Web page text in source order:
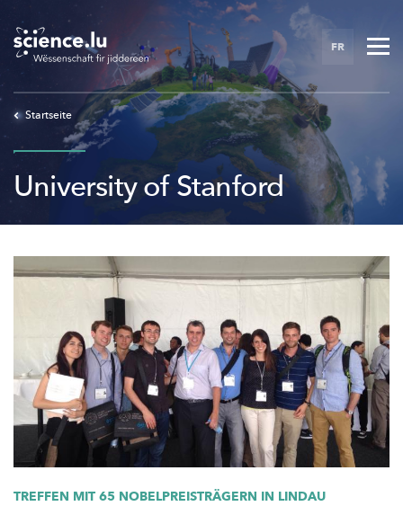
main
content
FR
Startseite
University of Stanford
TREFFEN MIT 65 NOBELPREISTRÄGERN IN LINDAU